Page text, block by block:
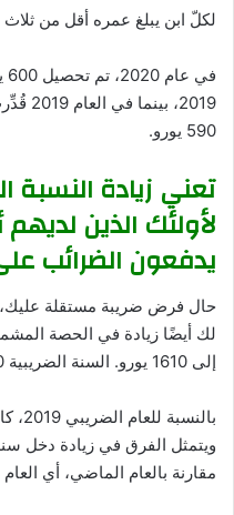
لكلّ ابن يبلغ عمره أقل من
590 يورو.
تعني زيادة النسبة
لأولئك الذين لديهم
يدفعون الضرائب
حال فرض ضريبة مستقلة عليك،
لك أيضًا زيادة في الحصة
إلى 1610 يورو. السنة الضريبية 2020 ، الدخل 2019.
مقارنة بالعام الماضي، أي العام